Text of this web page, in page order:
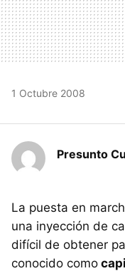
1 Octubre 2008
Presunto
La puesta en
una inyección de
difícil de obtener
conocido como